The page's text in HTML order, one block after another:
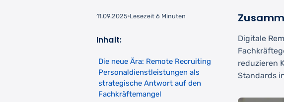
11.09.2025 Lesezeit 6 Minuten
Inhalt:
Die neue Ära: Remote Recruiting
Personaldienstleistungen als
strategische Antwort auf den
Fachkräftemangel
Digitale
reduzieren
Standards